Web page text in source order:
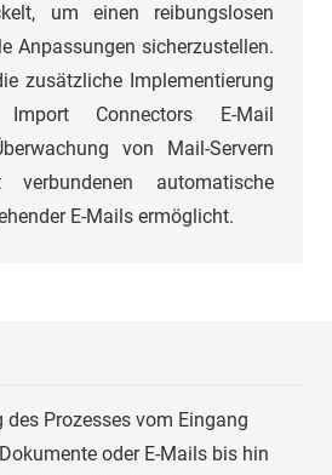
um einen reibungslosen
Anpassungen sicherzustellen.
zusätzliche Implementierung
Connectors E-Mail
von Mail-Servern
automatische
E-Mails ermöglicht.
des Prozesses vom Eingang
oder E-Mails bis hin